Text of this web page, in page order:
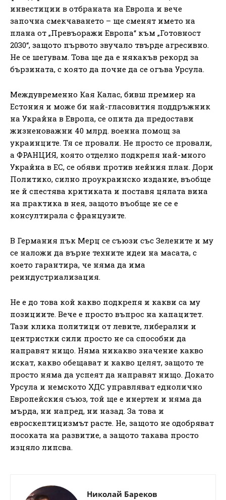
инвестиции в отбраната на Европа и вече
започна смекчаването – ще сменят името на
плана от „Превъоражи Европа“ към „Готовност
2030“, защото първото звучало твърде агресивно.
Не се шегувам. Това ще да е някакъв рекорд за
бързината, с която да почне да се огъва Урсула.
Междувременно Кая Калас, бивш премиер на
Естония и може би най-гласовития поддръжник
на Украйна в Европа, се опита да предостави
жизненоважни 40 млрд. военна помощ за
украинците. Тя се провали. Не просто се провали,
а ФРАНЦИЯ, която отделно подкрепя най-много
Украйна в ЕС, се обяви против нейния план. Дори
Политико, силно проукраинско издание, въобще
не й спестява критиката и поставя цялата вина
на практика в нея, защото въобще не се е
консултирала с французите.
В Германия пък Мерц се съюзи със Зелените и му
се наложи да върне техните идеи на масата, с
което гарантира, че няма да има
реиндустриализация.
Не е до това кой какво подкрепя и какви са му
позициите. Вече е просто въпрос на капацитет.
Тази клика политици от левите, либерални и
центристки сили просто не са способни да
направят нищо. Няма никакво значение какво
искат, какво обещават и какво целят, защото те
просто няма да успеят да направят нищо. Докато
Урсула и немското ХДС управляват еднолично
Европейския съюз, той ще е инертен и няма да
мърда, ни напред, ни назад. За това и
евроскептицизмът расте. Не, защото не одобряват
посоката на развитие, а защото такава просто
изцяло липсва.
Николай Бареков